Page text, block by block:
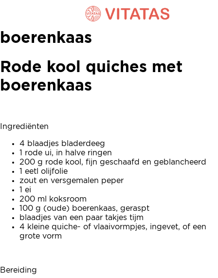
Rode kool quiches met
boerenkaas
Rode kool quiches met
boerenkaas
Ingrediënten
4 blaadjes bladerdeeg
1 rode ui, in halve ringen
200 g rode kool, fijn geschaafd en geblancheerd
1 eetl olijfolie
zout en versgemalen peper
1 ei
200 ml koksroom
100 g (oude) boerenkaas, geraspt
blaadjes van een paar takjes tijm
4 kleine quiche- of vlaaivormpjes, ingevet, of een
grote vorm
Bereiding